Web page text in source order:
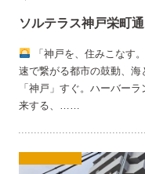
ソルテラス神戸栄町通
「神戸を、住みこなす
速で繋がる都市の鼓動、
「神戸」すぐ。ハーバー
来する、……